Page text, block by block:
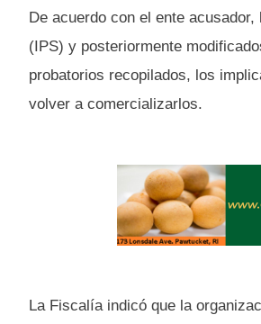
De acuerdo con el ente
(IPS) y posteriormente
probatorios recopilados, los
volver a comercializarlos.
La Fiscalía indicó que la